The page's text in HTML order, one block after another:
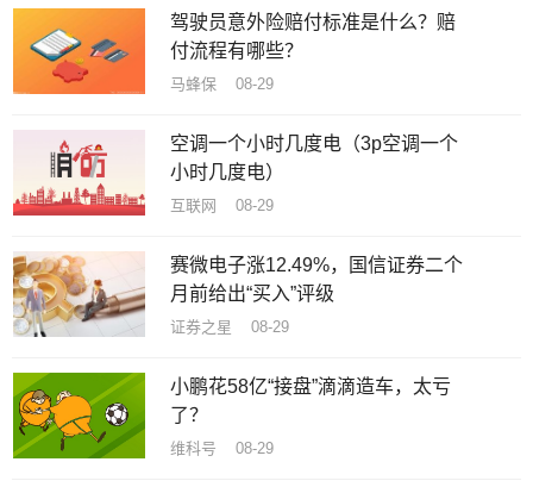
驾驶员意外险赔付标准是什么？赔
付流程有哪些？
马蜂保 08-29
空调一个小时几度电（3p空调一个
小时几度电）
互联网 08-29
赛微电子涨12.49%，国信证券二个
月前给出“买入”评级
证券之星 08-29
小鹏花58亿“接盘”滴滴造车，太亏
了？
维科号 08-29